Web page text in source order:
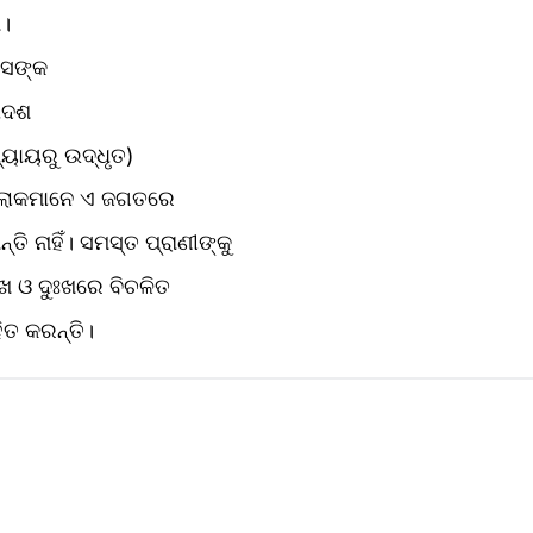
ଉଦ୍ଧୃତ)
ଏ ଜଗତରେ
ନାହିଁ। ସମସ୍ତ ପ୍ରାଣୀଙ୍କୁ
ଓ ଦୁଃଖରେ ବିଚଳିତ
କରନ୍ତି।